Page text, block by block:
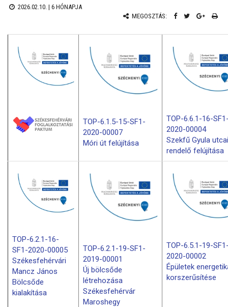
2026.02.10. | 6 HÓNAPJA
MEGOSZTÁS:
TOP-6.1.5-15-SF1-
2020-00007
Móri út felújítása
TOP-6.6.1-16-
2020-00004
Szekfű Gyula utcai
rendelő felújítása
TOP-6.2.1-16-
SF1-2020-00005
Székesfehérvári
Mancz János
Bölcsőde
kialakítása
TOP-6.2.1-19-SF1-
2019-00001
Új bölcsőde
létrehozása
Székesfehérvár
Maroshegy
TOP-6.5.1-19-
2020-00002
Épületek
korszerűsítése